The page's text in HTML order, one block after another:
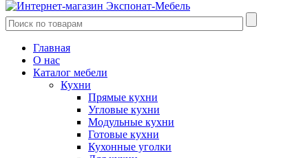
Главная
О нас
Каталог мебели
Кухни
Прямые кухни
Угловые кухни
Модульные кухни
Готовые кухни
Кухонные уголки